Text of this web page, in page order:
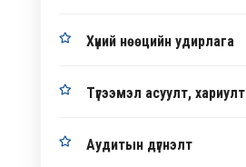
Хүний нөөцийн удирлага
Түгээмэл асуулт, хариулт
Аудитын дүгнэлт